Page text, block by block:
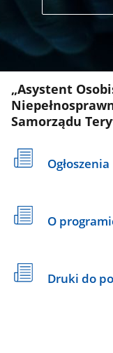
„Asystent
Samorządu
Ogłoszenia
O
Druki do